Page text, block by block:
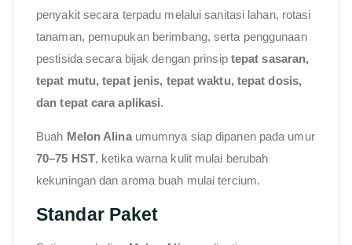
penyakit secara terpadu melalui sanitasi lahan, rotasi
tanaman, pemupukan berimbang, serta penggunaan
pestisida secara bijak dengan prinsip tepat sasaran,
tepat mutu, tepat jenis, tepat waktu, tepat dosis,
dan tepat cara aplikasi.
Buah Melon Alinaumumnya siap dipanen pada umur
70–75 HST, ketika warna kulit mulai berubah
kekuningan dan aroma buah mulai tercium.
Standar Paket